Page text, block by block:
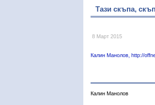
Тази скъпа,
8 Март 2015
Калин Манолов, http://
Калин Манолов